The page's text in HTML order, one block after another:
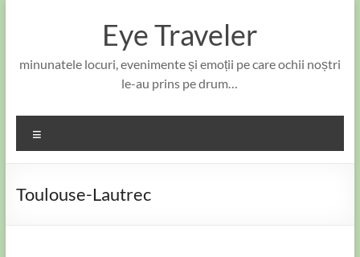
Eye Traveler
minunatele locuri, evenimente și emoții pe care ochii noștri
le-au prins pe drum…
Toulouse-Lautrec